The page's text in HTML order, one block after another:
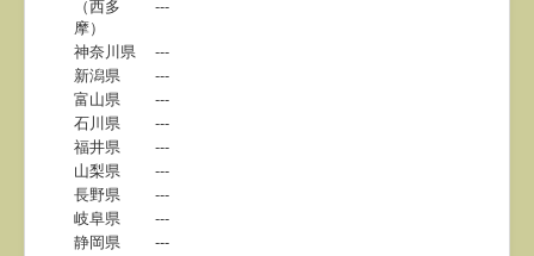
（西多
摩）
---
神奈川県
---
新潟県
---
富山県
---
石川県
---
福井県
---
山梨県
---
長野県
---
岐阜県
---
静岡県
---